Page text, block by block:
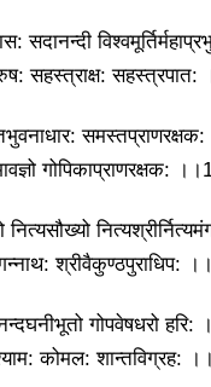
सदानन्दी
सहस्त्राक्ष:
समस्तप्राणरक्षक:
गोपिकाप्राणरक्षक:
नित्यसौख्यो
श्रीवैकुण्ठपुराधिप:
गोपवेषधरो हरि: ।
कोमल: शान्तविग्रह: